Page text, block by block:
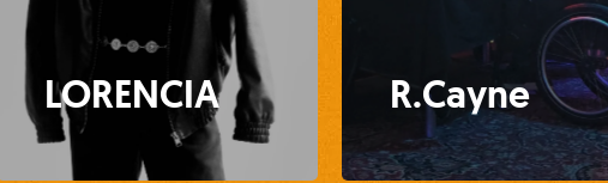
LORENCIA R.Cayne